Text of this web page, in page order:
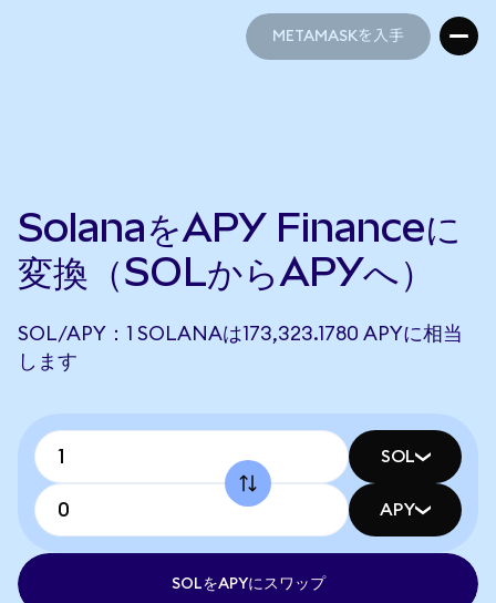
METAMASKを入手
SolanaをAPY Financeに
変換（SOLからAPYへ）
SOL/APY：1 SOLANAは173,323.1780 APYに相当
します
SOL
APY
SOLをAPYにスワップ